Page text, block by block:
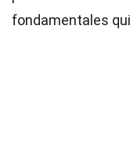
fondamentales